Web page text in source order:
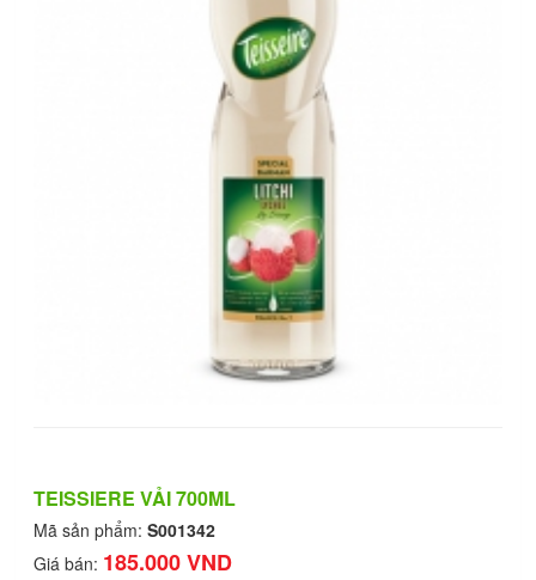
TEISSIERE VẢI 700ML
Mã sản phẩm: S001342
Giá bán: 185.000 VND